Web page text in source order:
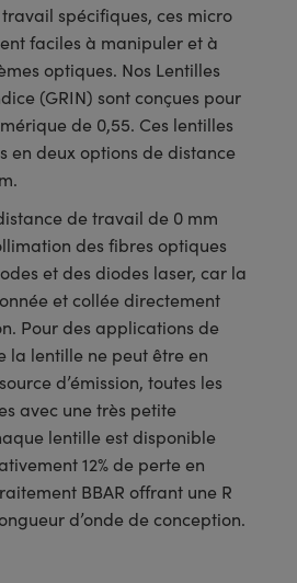
spécifiques, ces micro
faciles à manipuler et à
optiques. Nos Lentilles
(GRIN) sont conçues pour
de 0,55. Ces lentilles
en deux options de distance
de travail de 0 mm
des fibres optiques
et des diodes laser, car la
et collée directement
Pour des applications de
la lentille ne peut être en
d’émission, toutes les
avec une très petite
lentille est disponible
12% de perte en
BBAR offrant une R
d’onde de conception.